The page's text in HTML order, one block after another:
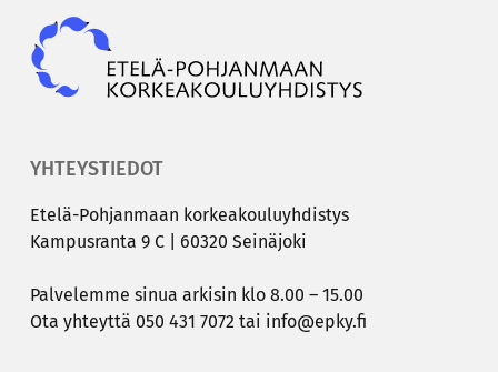
YHTEYSTIEDOT
Etelä-​Pohjanmaan kor­kea­kou­lu­yh­dis­tys
Kam­pus­ran­ta 9 C | 60320 Sei­nä­jo­ki
Pal­ve­lem­me sinua ar­ki­sin klo 8.00 – 15.00
Ota yh­teyt­tä 050 431 7072 tai info@epky.fi